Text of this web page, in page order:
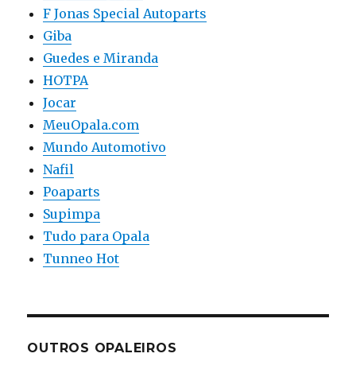
F Jonas Special Autoparts
Giba
Guedes e Miranda
HOTPA
Jocar
MeuOpala.com
Mundo Automotivo
Nafil
Poaparts
Supimpa
Tudo para Opala
Tunneo Hot
OUTROS OPALEIROS